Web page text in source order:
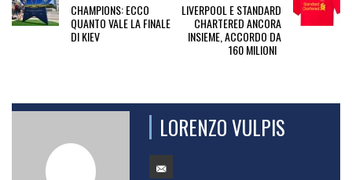
CHAMPIONS: ECCO
QUANTO VALE LA FINALE
DI KIEV
LIVERPOOL E STANDARD
CHARTERED ANCORA
INSIEME, ACCORDO DA
160 MILIONI
LORENZO VULPIS